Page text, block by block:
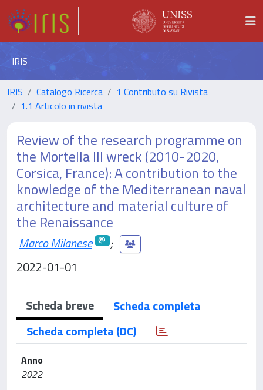
IRIS
IRIS Catalogo Ricerca
1 Contributo su Rivista
1.1 Articolo in rivista
Review of the research programme on
the Mortella III wreck (2010-2020,
Corsica, France): A contribution to the
knowledge of the Mediterranean naval
architecture and material culture of
the Renaissance
Marco Milanese
;
2022-01-01
Scheda breve
Scheda completa
Scheda completa (DC)
Anno
2022